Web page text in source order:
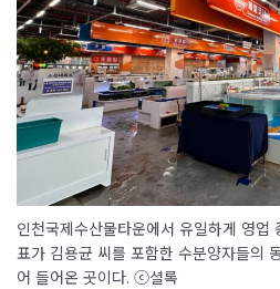
인천국제수산물타운에서 유일하게 영업
표가 김용균 씨를 포함한 수분양자들의
어 들어온 곳이다. ⓒ셜록